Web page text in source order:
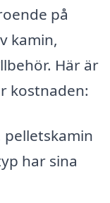
på
kamin,
Här är
kostnaden:
pelletskamin
har sina